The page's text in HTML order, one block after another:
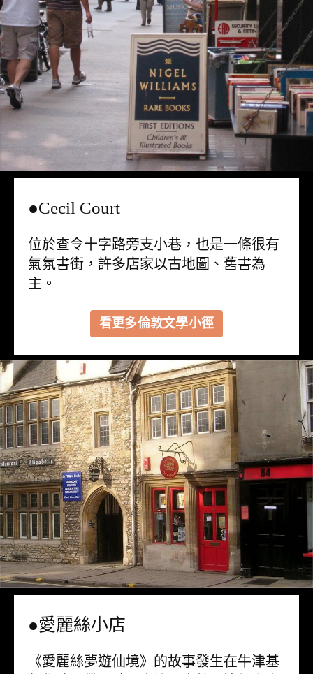
●Cecil Court
位於查令十字路旁支小巷，也是一條很有
氣氛書街，許多店家以古地圖、舊書為
主。
看更多倫敦文學小徑
●愛麗絲小店
《愛麗絲夢遊仙境》的故事發生在牛津基